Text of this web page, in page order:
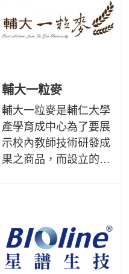
輔大一粒麥
輔大一粒麥是輔仁大學
產學育成中心為了要展
示校內教師技術研發成
果之商品，而設立的
服務奉獻的生命意義，
讓此精神得以結穗而流
傳。